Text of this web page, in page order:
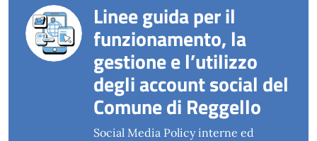
Linee guida per il
funzionamento, la
gestione e l’utilizzo
degli account social del
Comune di Reggello
Social Media Policy interne ed